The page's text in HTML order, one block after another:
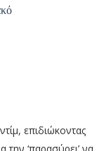
επιδιώκοντας